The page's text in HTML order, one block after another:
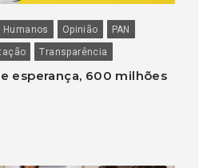
Opinião
PAN
Transparência
esperança, 600 milhões